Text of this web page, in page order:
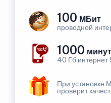
100 МБит
проводной
1000 минут
40 Гб
При установке
проверит